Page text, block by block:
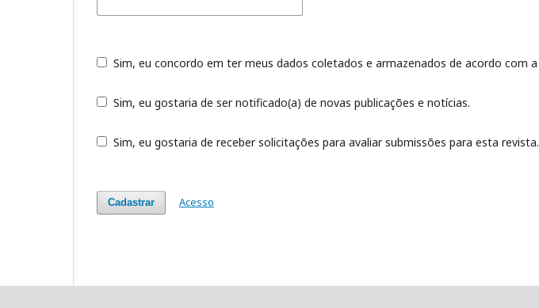
Sim, eu concordo em ter meus dados coletados e armazenados de acordo com a
Sim, eu gostaria de ser notificado(a) de novas publicações e notícias.
Sim, eu gostaria de receber solicitações para avaliar submissões para esta revista.
Cadastrar Acesso